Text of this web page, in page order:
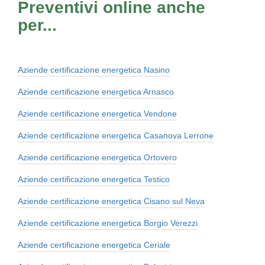
Preventivi online anche
per...
Aziende certificazione energetica Nasino
Aziende certificazione energetica Arnasco
Aziende certificazione energetica Vendone
Aziende certificazione energetica Casanova Lerrone
Aziende certificazione energetica Ortovero
Aziende certificazione energetica Testico
Aziende certificazione energetica Cisano sul Neva
Aziende certificazione energetica Borgio Verezzi
Aziende certificazione energetica Ceriale